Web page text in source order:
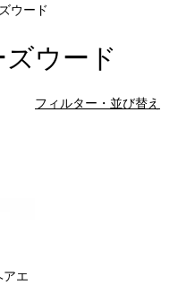
ウード
ズウード
フィルター・並び替え
アエ